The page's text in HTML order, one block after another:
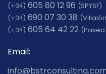
(+34) 605 80 12 96 (SPYSF)
(+34) 690 07 30 38
(+34) 605 64 42 22 (Paseo
Email: